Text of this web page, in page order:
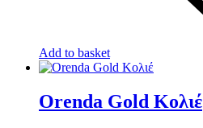
Add to basket
Orenda Gold Κολιέ